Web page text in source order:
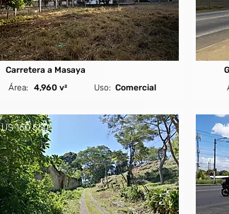
Carretera a Masaya
Área:
4,960 v² Comercial
Uso:
U$ 160,560